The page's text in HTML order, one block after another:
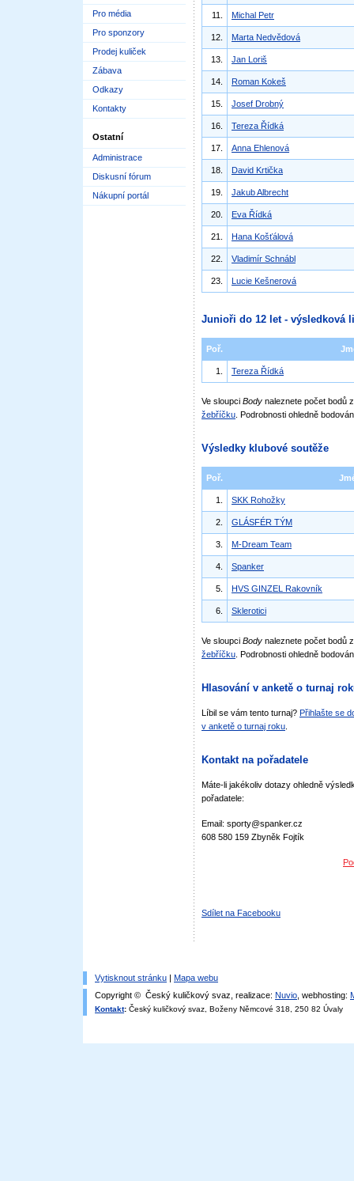
Pro média
Pro sponzory
Prodej kuliček
Zábava
Odkazy
Kontakty
Ostatní
Administrace
Diskusní fórum
Nákupní portál
11. Michal Petr
12. Marta Nedvědová
13. Jan Loriš
14. Roman Kokeš
15. Josef Drobný
16. Tereza Řídká
17. Anna Ehlenová
18. David Krtička
19. Jakub Albrecht
20. Eva Řídká
21. Hana Košťálová
22. Vladimír Schnábl
23. Lucie Kešnerová
Junioři do 12 let - výsledková
Poř.
1. Tereza Řídká
Ve sloupci Body naleznete počet bodů
žebříčku . Podrobnosti ohledně
Výsledky klubové soutěže
Poř.
1. SKK Rohožky
2. GLÁSFÉR TÝM
3. M-Dream Team
4. Spanker
5. HVS GINZEL Rakovník
6. Sklerotici
Ve sloupci Body naleznete počet bodů
žebříčku . Podrobnosti ohledně
Hlasování v anketě o turnaj
Líbil se vám tento turnaj? Přihlašte se
v anketě o turnaj roku
Kontakt na pořadatele
Máte-li jakékoliv dotazy ohledně
pořadatele:
Email: sporty@spanker.cz
608 580 159 Zbyněk Fojtík
Sdílet na Facebooku
Vytisknout stránku | Mapa webu
Copyright © Český kuličkový svaz, realizace: Nuvio , webhosting:
Kontakt: Český kuličkový svaz, Boženy Němcové 318, 250 82 Úvaly